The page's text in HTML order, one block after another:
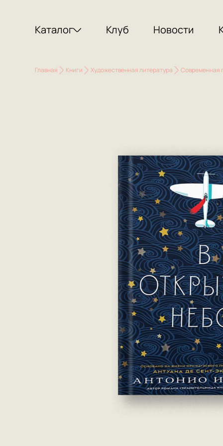
Каталог Клуб Новости
Главная Книги Художественная литература Современная